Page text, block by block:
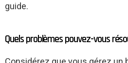
guide.
Quels problèmes pouvez-vous